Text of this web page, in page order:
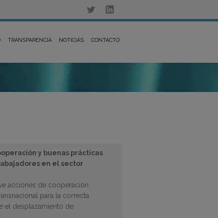
TRANSPARENCIA NOTICIAS CONTACTO
y buenas prácticas
en el sector
acciones de cooperación
para la correcta
el desplazamiento de